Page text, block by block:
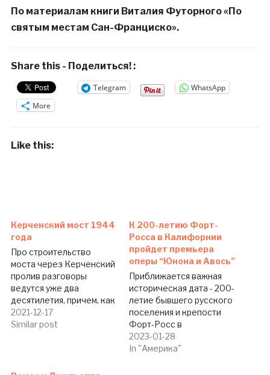
По материалам книги Виталия Футорного «По
святым местам Сан-Франциско».
Share this - Поделиться! :
Telegram
WhatsApp
More
Like this:
Керченский мост 1944
года
Про строительство
моста через Керченский
пролив разговоры
ведутся уже два
десятилетия, причем, как
10 лет назад, так и
сейчас - это пока больше
строительные работы.
2021-12-17
Similar post
К 200-летию Форт-
Росса в Калифорнии
пройдет премьера
оперы “Юнона и Авось”
Приближается важная
историческая дата - 200-
летие бывшего русского
поселения и крепости
Форт-Росс в
Калифорнии, - сообщает
www.SlavicVoice.org.
2023-01-28
In "Америка"